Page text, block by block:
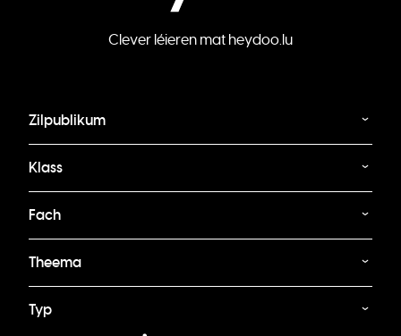
Clever léieren mat heydoo.lu
Zilpublikum
Klass
Fach
Theema
Typ